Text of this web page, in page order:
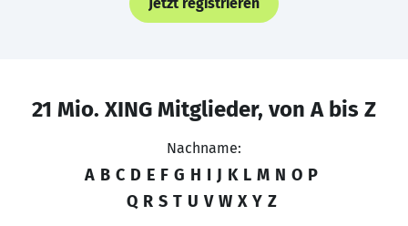
21 Mio. XING Mitglieder, von A bis Z
Nachname:
A B C D E F G H I J K L M N O P
Q R S T U V W X Y Z